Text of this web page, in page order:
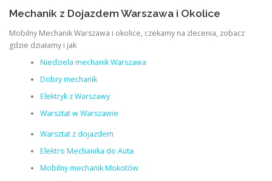
Mechanik z Dojazdem Warszawa i Okolice
Mobilny Mechanik Warszawa i okolice, czekamy na zlecenia, zobacz
gdzie działamy i jak
Niedziela mechanik Warszawa
Dobry mechanik
Elektryk z Warszawy
Warsztat w Warszawie
Warsztat z dojazdem
Elektro Mechanika do Auta
Mobilny mechanik Mokotów